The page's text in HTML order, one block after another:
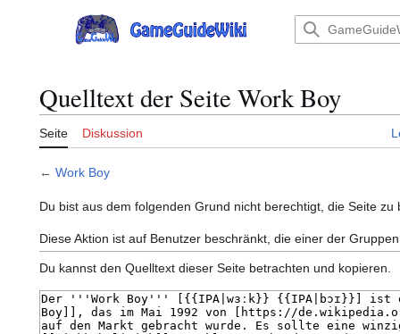
Hauptmenü
Quelltext der Seite Work Boy
Seite Diskussion
← Work Boy
Du bist aus dem folgenden Grund nicht berechtigt, die Seite zu
Diese Aktion ist auf Benutzer beschränkt, die einer der Gruppen
Du kannst den Quelltext dieser Seite betrachten und kopieren.